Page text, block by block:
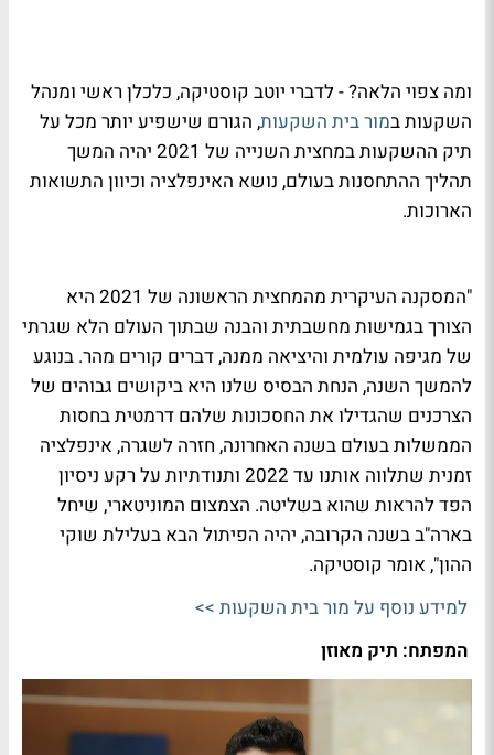
ומה צפוי הלאה? - לדברי יוטב קוסטיקה, כלכלן ראשי ומנהל
השקעות במור בית השקעות, הגורם שישפיע יותר מכל על
תיק ההשקעות במחצית השנייה של 2021 יהיה המשך
תהליך ההתחסנות בעולם, נושא האינפלציה וכיוון התשואות
הארוכות.
"המסקנה העיקרית מהמחצית הראשונה של 2021 היא
הצורך בגמישות מחשבתית והבנה שבתוך העולם הלא שגרתי
של מגיפה עולמית והיציאה ממנה, דברים קורים מהר. בנוגע
להמשך השנה, הנחת הבסיס שלנו היא ביקושים גבוהים של
הצרכנים שהגדילו את החסכונות שלהם דרמטית בחסות
הממשלות בעולם בשנה האחרונה, חזרה לשגרה, אינפלציה
זמנית שתלווה אותנו עד 2022 ותנודתיות על רקע ניסיון
הפד להראות שהוא בשליטה. הצמצום המוניטארי, שיחל
בארה"ב בשנה הקרובה, יהיה הפיתול הבא בעלילת שוקי
ההון", אומר קוסטיקה.
למידע נוסף על מור בית השקעות >>
המפתח: תיק מאוזן